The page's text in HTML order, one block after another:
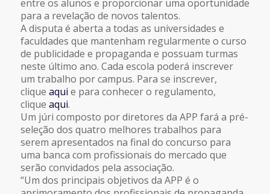
entre os alunos e proporcionar uma oportunidade
para a revelação de novos talentos.
A disputa é aberta a todas as universidades e
faculdades que mantenham regularmente o curso
de publicidade e propaganda e possuam turmas
neste último ano. Cada escola poderá inscrever
um trabalho por campus. Para se inscrever,
clique aqui e para conhecer o regulamento,
clique aqui.
Um júri composto por diretores da APP fará a pré-
seleção dos quatro melhores trabalhos para
serem apresentados na final do concurso para
uma banca com profissionais do mercado que
serão convidados pela associação.
“Um dos principais objetivos da APP é o